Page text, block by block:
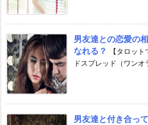
男友達との恋愛の
なれる？
【タロッ
ドスプレッド（ワン
男友達と付き合っ